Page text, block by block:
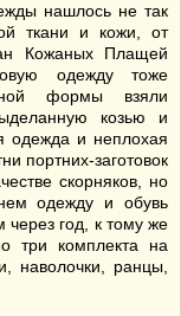
нашлось не так
ткани и кожи, от
Кожаных Плащей
одежду тоже
формы взяли
козью и
одежда и неплохая
портних-заготовок
скорняков, но
одежду и обувь
через год, к тому же
три комплекта на
наволочки, ранцы,